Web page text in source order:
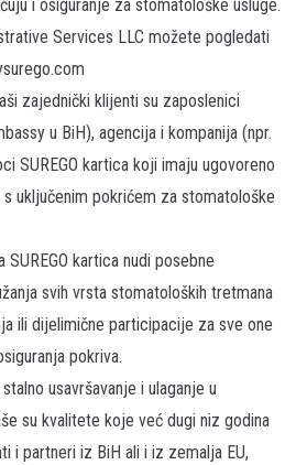
i osiguranje za stomatološke usluge.
Services LLC možete pogledati
zajednički klijenti su zaposlenici
u BiH), agencija i kompanija (npr.
SUREGO kartica koji imaju ugovoreno
uključenim pokrićem za stomatološke
kartica nudi posebne
svih vrsta stomatoloških tretmana
ili dijelimične participacije za sve one
pokriva.
usavršavanje i ulaganje u
su kvalitete koje već dugi niz godina
i partneri iz BiH ali i iz zemalja EU,